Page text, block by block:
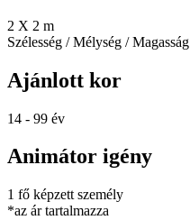
2 X 2 m
Szélesség / Mélység / Magasság
Ajánlott kor
14 - 99 év
Animátor igény
1 fő képzett személy
*az ár tartalmazza